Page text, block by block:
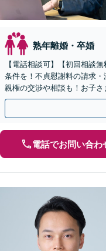
熟年離婚・卒婚
【電話相談可】【初回相談
条件を！不貞慰謝料の請求
親権の交渉や相談も！お子
イス！【完全個室】【浄心
電話でお問い合わ